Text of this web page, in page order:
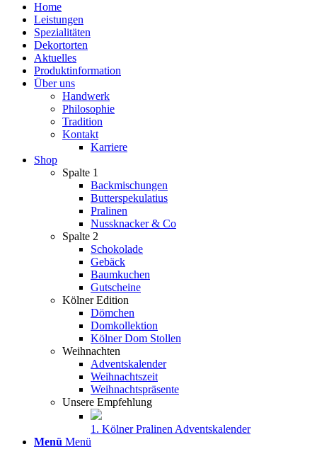
Home
Leistungen
Spezialitäten
Dekortorten
Aktuelles
Produktinformation
Über uns
Handwerk
Philosophie
Tradition
Kontakt
Karriere
Shop
Spalte 1
Backmischungen
Butterspekulatius
Pralinen
Nussknacker & Co
Spalte 2
Schokolade
Gebäck
Baumkuchen
Gutscheine
Kölner Edition
Dömchen
Domkollektion
Kölner Dom Stollen
Weihnachten
Adventskalender
Weihnachtszeit
Weihnachtspräsente
Unsere Empfehlung
1. Kölner Pralinen Adventskalender
Menü Menü